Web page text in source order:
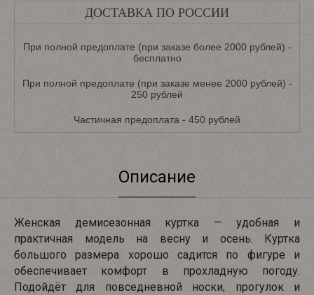
ДОСТАВКА ПО РОССИИ
При полной предоплате (при заказе более 2000 рублей) -
бесплатно
При полной предоплате (при заказе менее 2000 рублей) -
250 рублей
Частичная предоплата - 450 рублей
Описание
Женская демисезонная куртка — удобная и
практичная модель на весну и осень. Куртка
большого размера хорошо садится по фигуре и
обеспечивает комфорт в прохладную погоду.
Подойдёт для повседневной носки, прогулок и